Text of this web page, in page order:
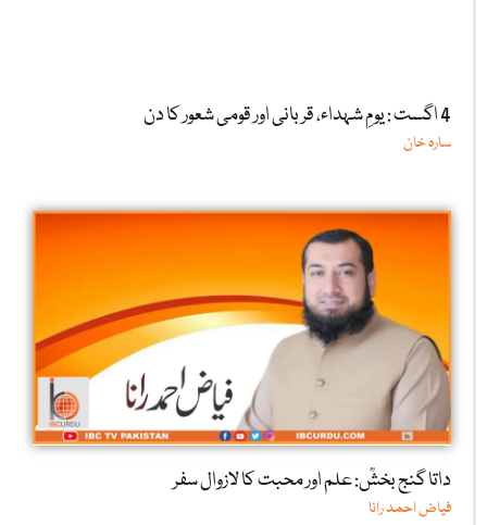
4 اگست : یومِ شہداء، قربانی اور قومی شعور کا دن
سارہ خان
داتا گنج بخشؒ: علم اور محبت کا لازوال سفر
فیاض احمد رانا